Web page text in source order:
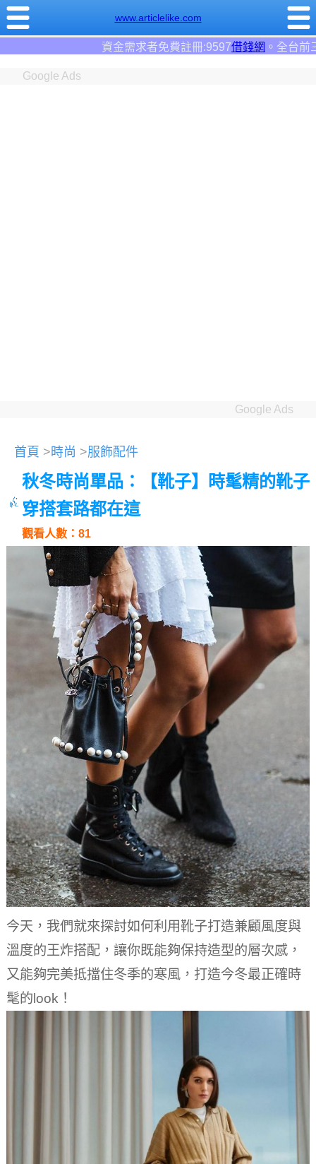
www.articlelike.com
。全台前三大借錢網站！
Google Ads
Google Ads
首頁 >時尚 >服飾配件
秋冬時尚單品：【靴子】時髦精的靴子
穿搭套路都在這
觀看人數：81
今天，我們就來探討如何利用靴子打造兼顧風度與
溫度的王炸搭配，讓你既能夠保持造型的層次感，
又能夠完美抵擋住冬季的寒風，打造今冬最正確時
髦的look！